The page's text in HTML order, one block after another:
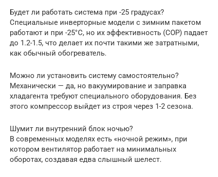
Будет ли работать система при -25 градусах?
Специальные инверторные модели с зимним пакетом
работают и при -25°C, но их эффективность (COP) падает
до 1.2-1.5, что делает их почти такими же затратными,
как обычный обогреватель.
Можно ли установить систему самостоятельно?
Механически — да, но вакуумирование и заправка
хладагента требуют специального оборудования. Без
этого компрессор выйдет из строя через 1-2 сезона.
Шумит ли внутренний блок ночью?
В современных моделях есть «ночной режим», при
котором вентилятор работает на минимальных
оборотах, создавая едва слышный шелест.